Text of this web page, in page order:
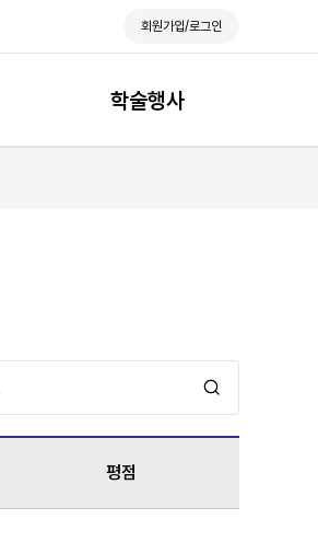
회원가입/로그인
학술행사
평점